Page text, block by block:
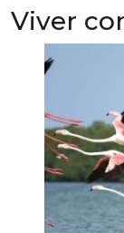
Viver